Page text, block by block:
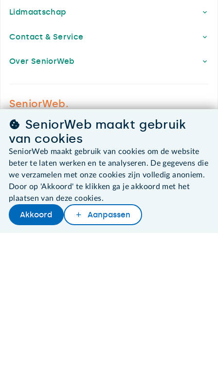
Lidmaatschap
Contact & Service
Over SeniorWeb
SeniorWeb.
030 - 276 99 65
leden@seniorweb.nl
©2026 SeniorWeb
Algemene voorwaarden
SeniorWeb maakt gebruik
van cookies
SeniorWeb maakt gebruik van cookies om de website
beter te laten werken en te analyseren. De gegevens die
we verzamelen met onze cookies zijn volledig anoniem.
Door op 'Akkoord' te klikken ga je akkoord met het
plaatsen van deze cookies.
Akkoord Aanpassen